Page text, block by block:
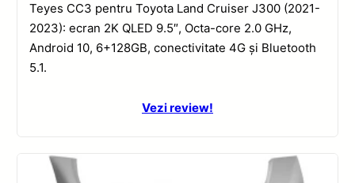
Teyes CC3 pentru Toyota Land Cruiser J300 (2021-
2023): ecran 2K QLED 9.5″, Octa-core 2.0 GHz,
Android 10, 6+128GB, conectivitate 4G și Bluetooth
5.1.
Vezi review!